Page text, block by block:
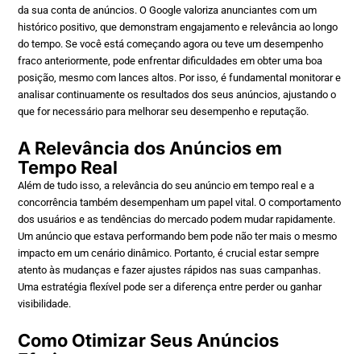
da sua conta de anúncios. O Google valoriza anunciantes com um
histórico positivo, que demonstram engajamento e relevância ao longo
do tempo. Se você está começando agora ou teve um desempenho
fraco anteriormente, pode enfrentar dificuldades em obter uma boa
posição, mesmo com lances altos. Por isso, é fundamental monitorar e
analisar continuamente os resultados dos seus anúncios, ajustando o
que for necessário para melhorar seu desempenho e reputação.
A Relevância dos Anúncios em
Tempo Real
Além de tudo isso, a relevância do seu anúncio em tempo real e a
concorrência também desempenham um papel vital. O comportamento
dos usuários e as tendências do mercado podem mudar rapidamente.
Um anúncio que estava performando bem pode não ter mais o mesmo
impacto em um cenário dinâmico. Portanto, é crucial estar sempre
atento às mudanças e fazer ajustes rápidos nas suas campanhas.
Uma estratégia flexível pode ser a diferença entre perder ou ganhar
visibilidade.
Como Otimizar Seus Anúncios